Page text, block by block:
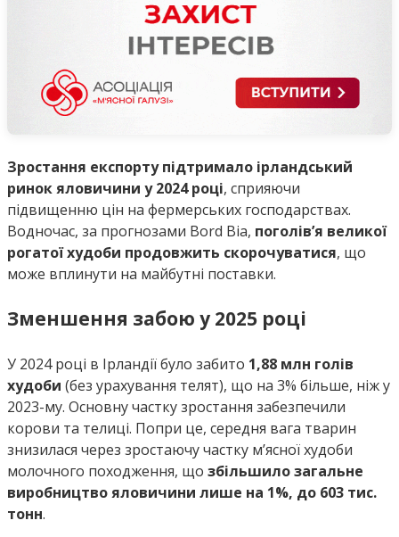
Зростання експорту підтримало ірландський
ринок яловичини у 2024 році, сприяючи
підвищенню цін на фермерських господарствах.
Водночас, за прогнозами Bord Bia, поголів’я великої
рогатої худоби продовжить скорочуватися, що
може вплинути на майбутні поставки.
Зменшення забою у 2025 році
У 2024 році в Ірландії було забито 1,88 млн голів
худоби (без урахування телят), що на 3% більше, ніж у
2023-му. Основну частку зростання забезпечили
корови та телиці. Попри це, середня вага тварин
знизилася через зростаючу частку м’ясної худоби
молочного походження, що збільшило загальне
виробництво яловичини лише на 1%, до 603 тис.
тонн.